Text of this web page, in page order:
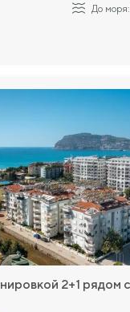
До моря:
2+1 рядом